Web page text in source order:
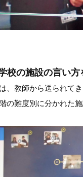
校の施設の言い方
、教師から送られて
の難度別に分かれた